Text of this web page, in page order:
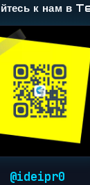
к нам в
@ideipr0